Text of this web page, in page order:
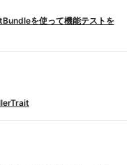
を使って機能テストを